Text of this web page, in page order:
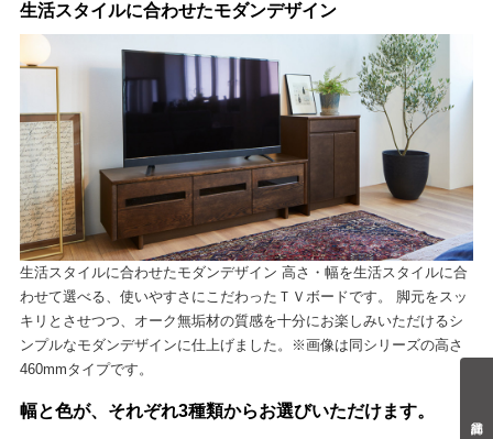
生活スタイルに合わせたモダンデザイン
生活スタイルに合わせたモダンデザイン 高さ・幅を生活スタイルに合
わせて選べる、使いやすさにこだわったＴＶボードです。 脚元をスッ
キリとさせつつ、オーク無垢材の質感を十分にお楽しみいただけるシ
ンプルなモダンデザインに仕上げました。※画像は同シリーズの高さ
460mmタイプです。
幅と色が、それぞれ3種類からお選びいただけます。